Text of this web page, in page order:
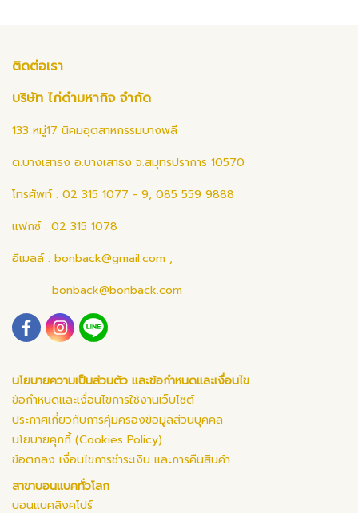
ติดต่อเรา
บริษัท ไก่ดำมหากิจ จำกัด
133 หมู่17 นิคมอุตสาหกรรมบางพลี
ต.บางเสาธง อ.บางเสาธง จ.สมุทรปราการ 10570
โทรศัพท์ : 02 315 1077 - 9, 085 559 9888
แฟกซ์ : 02 315 1078
อีเมลล์ : bonback@gmail.com ,
bonback@bonback.com
นโยบายความเป็นส่วนตัว และข้อกำหนดและเงื่อนไข
ข้อกำหนดและเงื่อนไขการใช้งานเว็บไซต์
ประกาศเกี่ยวกับการคุ้มครองข้อมูลส่วนบุคคล
นโยบายคุกกี้ (Cookies Policy)
ข้อตกลง เงื่อนไขการชำระเงิน และการคืนสินค้า
สาขาบอนแบคทั่วโลก
บอนแบคสิงคโปร์